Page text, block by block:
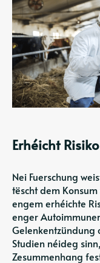
Erhéicht
Nei Fuerschung
tëscht dem
engem erhéichte
enger
Gelenkentzündung
Studien néideg
Zesummenhang